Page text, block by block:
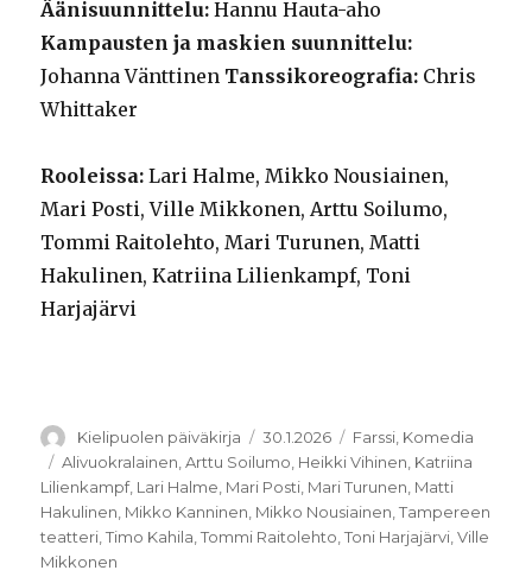
Äänisuunnittelu: Hannu Hauta-aho
Kampausten ja maskien suunnittelu:
Johanna Vänttinen Tanssikoreografia: Chris
Whittaker
Rooleissa: Lari Halme, Mikko Nousiainen,
Mari Posti, Ville Mikkonen, Arttu Soilumo,
Tommi Raitolehto, Mari Turunen, Matti
Hakulinen, Katriina Lilienkampf, Toni
Harjajärvi
Kirjoittaja
Kielipuolen päiväkirja Julkaistu
30.1.2026 Kategoriat
Farssi Komedia
Avainsanat
Alivuokralainen ,Arttu Soilumo Heikki Vihinen Katriina
Lilienkampf, Lari Halme Mari Posti Mari Turunen Matti
Hakulinen Mikko Kanninen Mikko Nousiainen ,Tampereen
teatteri ,Timo Kahila ,Tommi Raitolehto ,Toni Harjajärvi ,Ville
Mikkonen